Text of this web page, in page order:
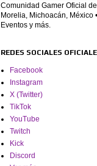
Comunidad Gamer Oficial
Morelia, Michoacán, México
Eventos y más.
REDES SOCIALES
Facebook
Instagram
X (Twitter)
TikTok
YouTube
Twitch
Kick
Discord